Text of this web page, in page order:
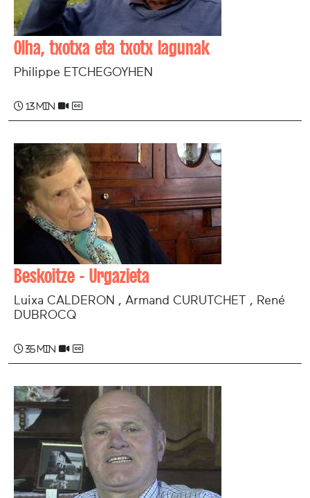
Olha, txotxa eta txotx lagunak
Philippe ETCHEGOYHEN
13 min
Beskoitze - Urgazieta
Luixa CALDERON , Armand CURUTCHET , René
DUBROCQ
35 min